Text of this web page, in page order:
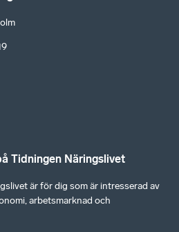
Tidningen Näringslivet
är för dig som är intresserad av
arbetsmarknad och